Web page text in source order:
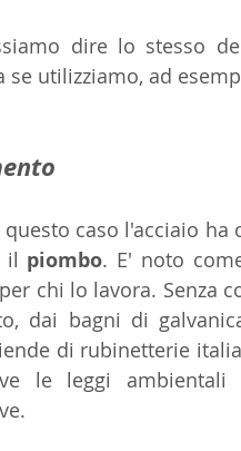
dire lo stesso
se utilizziamo, ad
caso l'acciaio
il piombo. E' noto
chi lo lavora. Senza
dai bagni di
di rubinetterie
le leggi